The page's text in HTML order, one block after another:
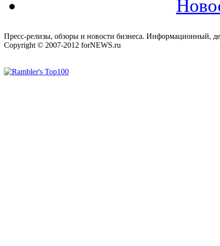
Пресс-релизы, обзоры и новости бизнеса. Информационный,
Copyright © 2007-2012 forNEWS.ru